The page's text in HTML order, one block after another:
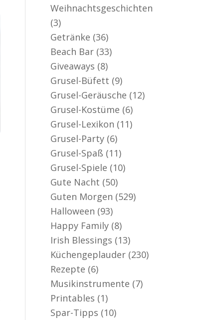
Weihnachtsgeschichten
(3)
Getränke (36)
Beach Bar (33)
Giveaways (8)
Grusel-Büfett (9)
Grusel-Geräusche (12)
Grusel-Kostüme (6)
Grusel-Lexikon (11)
Grusel-Party (6)
Grusel-Spaß (11)
Grusel-Spiele (10)
Gute Nacht (50)
Guten Morgen (529)
Halloween (93)
Happy Family (8)
Irish Blessings (13)
Küchengeplauder (230)
Rezepte (6)
Musikinstrumente (7)
Printables (1)
Spar-Tipps (10)